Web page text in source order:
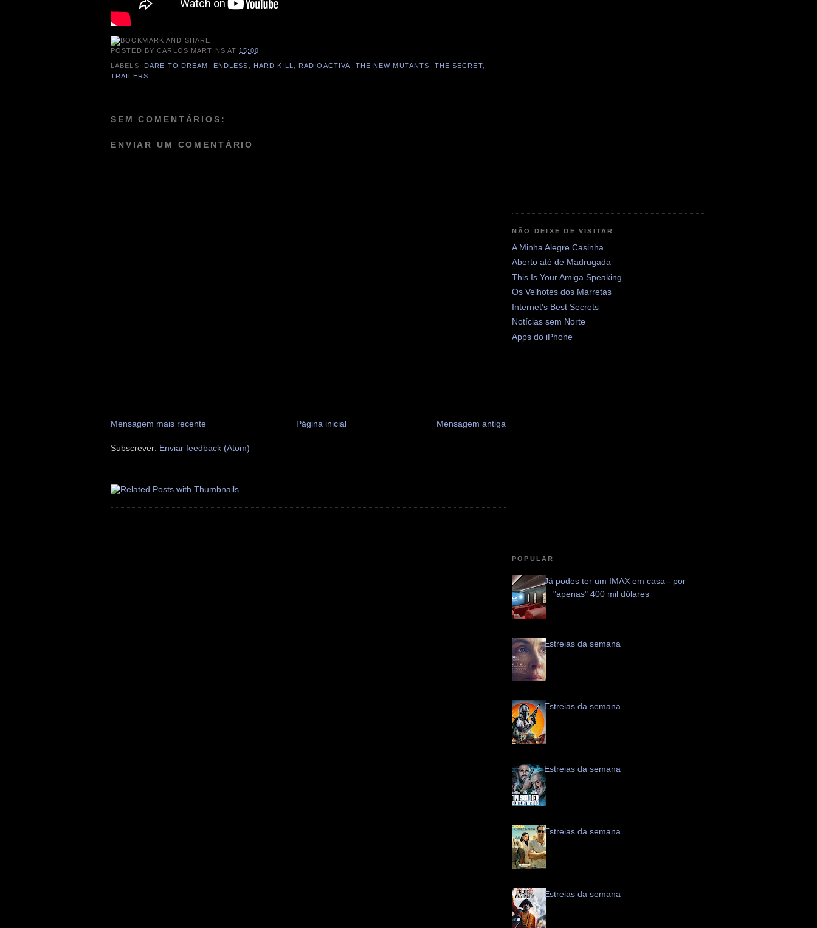
POSTED BYCARLOS MARTINS AT 15:00
LABELS: DARE TO DREAM ENDLESS HARD KILL RADIOACTIVA THE NEW MUTANTS THE SECRET,
TRAILERS
SEM COMENTÁRIOS:
ENVIAR UM COMENTÁRIO
Mensagem mais recente Mensagem antiga
Página inicial
Subscrever: Enviar feedback (Atom)
NÃO DEIXE DE VISITAR
A Minha Alegre Casinha
Aberto até de Madrugada
This Is Your Amiga Speaking
Os Velhotes dos Marretas
Internet's Best Secrets
Notícias sem Norte
Apps do iPhone
POPULAR
Já podes ter um IMAX em casa - por
"apenas" 400 mil dólares
Estreias da semana
Estreias da semana
Estreias da semana
Estreias da semana
Estreias da semana